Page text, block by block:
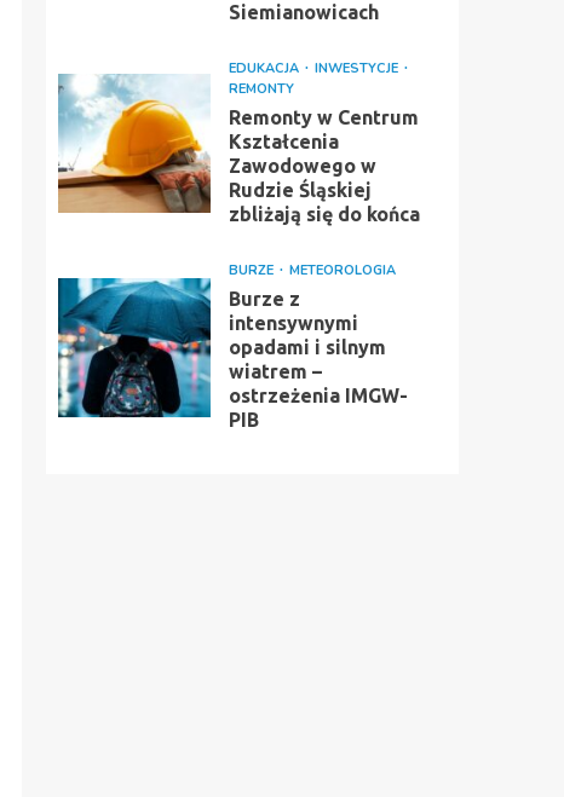
Siemianowicach
EDUKACJA
INWESTYCJE
REMONTY
Remonty w Centrum
Kształcenia
Zawodowego w
Rudzie Śląskiej
zbliżają się do końca
BURZE METEOROLOGIA
Burze z
intensywnymi
opadami i silnym
wiatrem –
ostrzeżenia IMGW-
PIB